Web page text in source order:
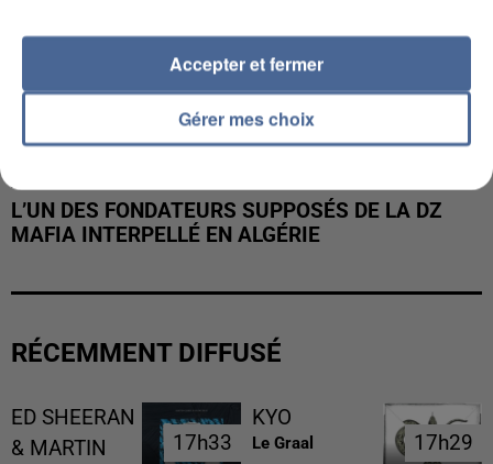
L’UN DES FONDATEURS SUPPOSÉS DE LA DZ
MAFIA INTERPELLÉ EN ALGÉRIE
RÉCEMMENT DIFFUSÉ
ED SHEERAN
& MARTIN
17h33
17h33
KYO
Le Graal 17h29
17h29
Gérer mes choix
Accepter et fermer